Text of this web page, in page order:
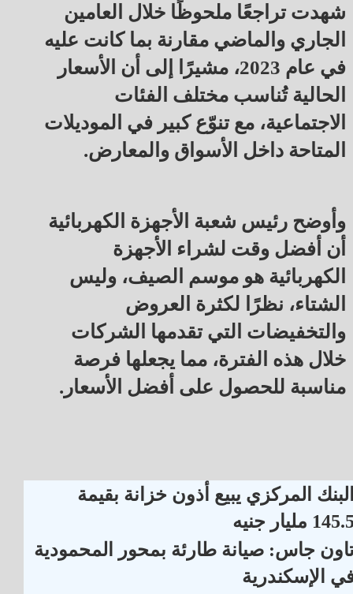
شهدت تراجعًا ملحوظًا خلال العامين
الجاري والماضي مقارنة بما كانت عليه
في عام 2023، مشيرًا إلى أن الأسعار
الحالية تُناسب مختلف الفئات
الاجتماعية، مع تنوّع كبير في الموديلات
المتاحة داخل الأسواق والمعارض.
وأوضح رئيس شعبة الأجهزة الكهربائية
أن أفضل وقت لشراء الأجهزة
الكهربائية هو موسم الصيف، وليس
الشتاء، نظرًا لكثرة العروض
والتخفيضات التي تقدمها الشركات
خلال هذه الفترة، مما يجعلها فرصة
مناسبة للحصول على أفضل الأسعار.
المركزي يبيع أذون خزانة بقيمة
مليار جنيه
جاس: صيانة طارئة بمحور المحمودية
الإسكندرية